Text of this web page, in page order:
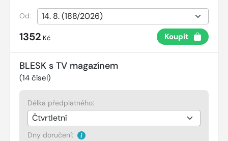
Od:
1352 Kč Koupit
BLESK s TV magazínem
(14 čísel)
Délka předplatného:
Dny doručení: